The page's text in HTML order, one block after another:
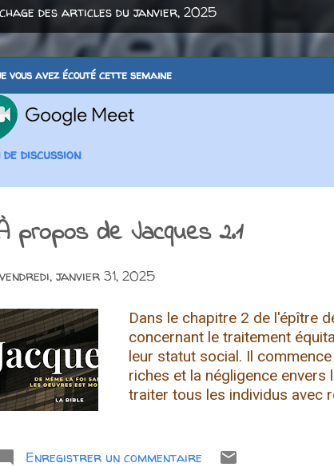
des articles du janvier, 2025
vous avez écouté cette semaine
discussion
propos de Jacques 2.1
vendredi, janvier 31, 2025
Dans le chapitre 2 de l'épître
concernant le traitement
leur statut social. Il
riches et la négligence
traiter tous les individus avec
croyants à agir selon la loi
Enregistrer un commentaire